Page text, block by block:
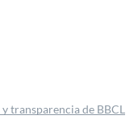
y transparencia de BBCL